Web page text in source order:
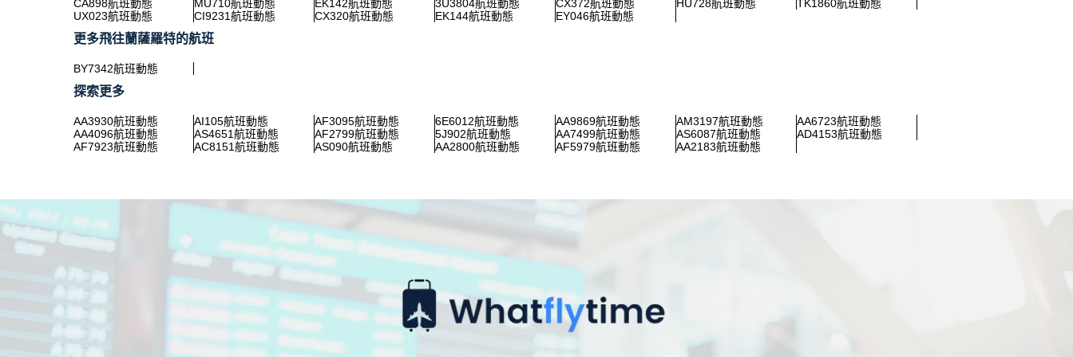
CA898航班動態 MU710航班動態 EK142航班動態 3U3804航班動態 CX372航班動態 HU728航班動態
TK1860航班動態
UX023航班動態
CI9231航班動態 CX320航班動態 EK144航班動態 EY046航班動態
更多飛往蘭薩羅特的航班
BY7342航班動態
探索更多
AA3930航班動態 AI105航班動態 AF3095航班動態 6E6012航班動態 AA9869航班動態 AM3197航班動態
AA6723航班動態
AA4096航班動態
AS4651航班動態 AF2799航班動態 5J902航班動態 AA7499航班動態 AS6087航班動態
AD4153航班動態
AF7923航班動態
AC8151航班動態 AS090航班動態 AA2800航班動態 AF5979航班動態 AA2183航班動態